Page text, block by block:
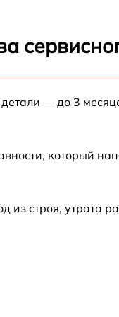
— до 3
который
строя, утрата